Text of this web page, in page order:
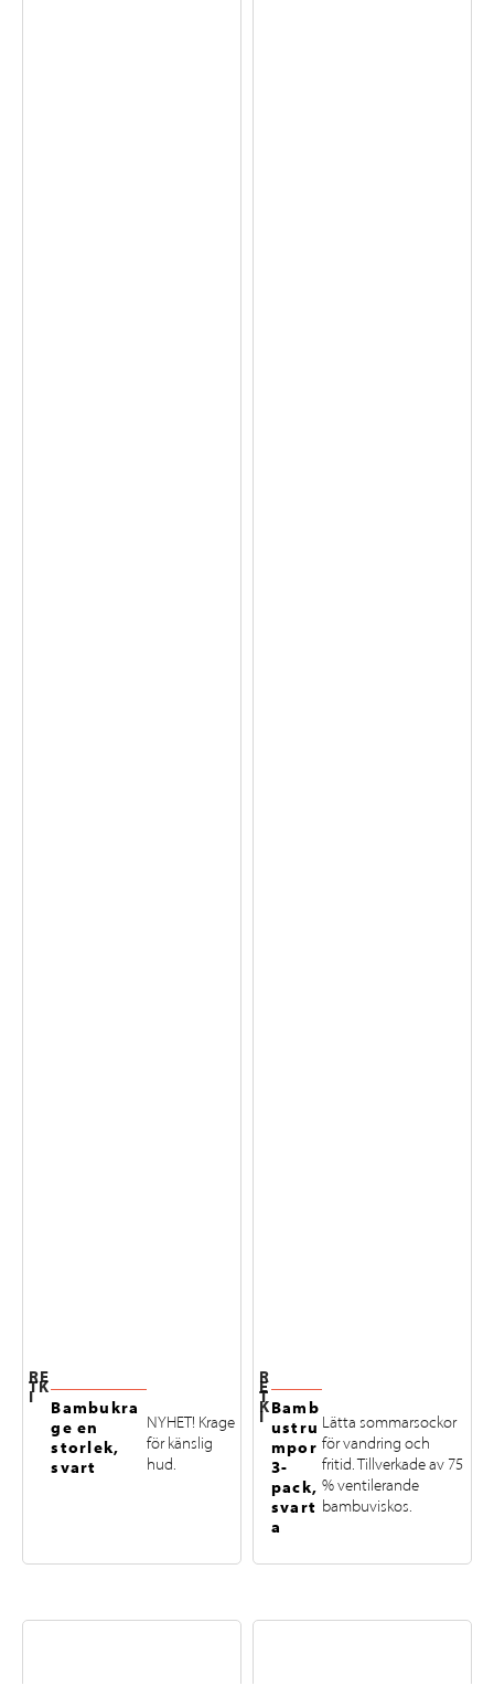
RE
TK
I
Bambukra
ge en
storlek,
svart
NYHET! Krage
för känslig
hud.
R
E
T
K
I Bamb
ustru
mpor
3-
pack,
svart
a
Lätta sommarsockor
för vandring och
fritid. Tillverkade av 75
% ventilerande
bambuviskos.